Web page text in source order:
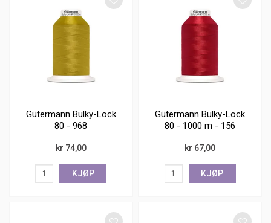
Gütermann Bulky-Lock
80 - 968
kr 74,00
KJØP
Gütermann Bulky-Lock
80 - 1000 m - 156
kr 67,00
KJØP